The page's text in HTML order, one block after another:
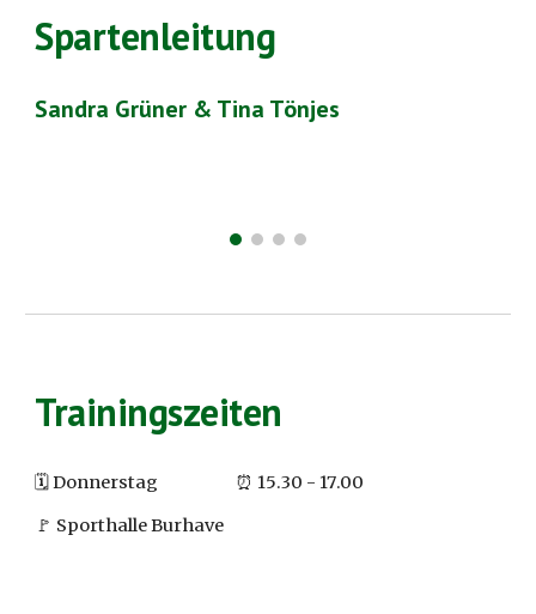
Spartenleitung
Sandra Grüner & Tina Tönjes
Trainingszeiten
🗓️Donnerstag ⏰ 15.30 - 17.00
🚩 SporthalleBurhave